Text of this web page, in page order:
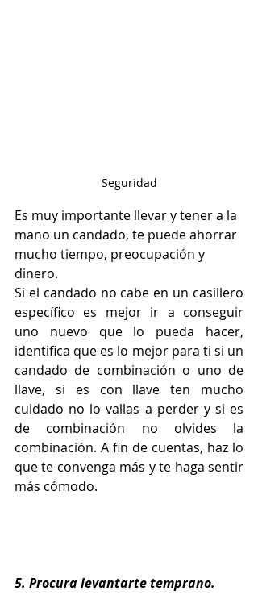
Seguridad
Es muy importante llevar y tener a la
mano un candado, te puede ahorrar
mucho tiempo, preocupación y
dinero.
Si el candado no cabe en un casillero
específico es mejor ir a conseguir
uno nuevo que lo pueda hacer,
identifica que es lo mejor para ti si un
candado de combinación o uno de
llave, si es con llave ten mucho
cuidado no lo vallas a perder y si es
de combinación no olvides la
combinación. A fin de cuentas, haz lo
que te convenga más y te haga sentir
más cómodo.
5. Procura levantarte temprano.